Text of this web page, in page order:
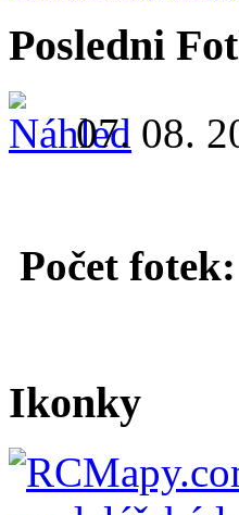
Posledni
07. 08.
Počet fotek:
Ikonky